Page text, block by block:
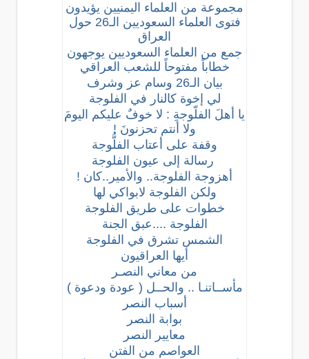
مجموعة من العلماء اليمنيين يؤيدون
فتوى العلماء السعوديين الـ26 حول
العراق
جمع من العلماء السعوديين يوجهون
خطاباً مفتوحاً للشعب العراقي
بيان الـ26 وسام عز وشرف
لي إخوة كالنار في الفلوجة
يا أهلَ الفلّوجةِ : لا خوفٌ عليكم اليومَ
ولا أنتم تحزنونَ !
وقفة على أعتاب الفلُّوجة
رسالة إلى عيون الفلوجة
أهزوجة الفلوجة.. والأمير..كان !
ولكن الفلوجة لابواكي لها
خطوات على طريق الفلوجة
الفلوجة ....عبق الجنة
الشمس تشرق في الفلوجة
أيها العراقيون
من معاني النصـر
مأســاتنـا .. والحــل ( عودة ودعوة )
أسباب النصر
بوابة النصر
معايير النصر
العواصم من الفتن